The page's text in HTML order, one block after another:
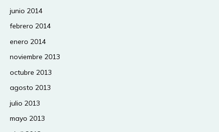
junio 2014
febrero 2014
enero 2014
noviembre 2013
octubre 2013
agosto 2013
julio 2013
mayo 2013